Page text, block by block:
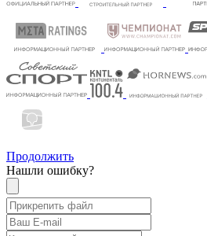
Продолжить
Нашли ошибку?